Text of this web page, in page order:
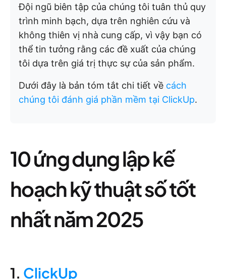
Đội ngũ biên tập của chúng tôi tuân thủ quy
trình minh bạch, dựa trên nghiên cứu và
không thiên vị nhà cung cấp, vì vậy bạn có
thể tin tưởng rằng các đề xuất của chúng
tôi dựa trên giá trị thực sự của sản phẩm.
Dưới đây là bản tóm tắt chi tiết về cách
chúng tôi đánh giá phần mềm tại ClickUp.
10 ứng dụng lập kế
hoạch kỹ thuật số tốt
nhất năm 2025
1. ClickUp